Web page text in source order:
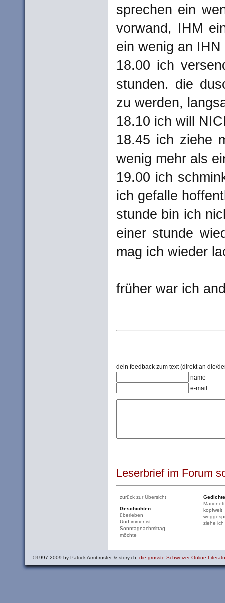
sprechen ein
vorwand, IHM
ein wenig an
18.00 ich
stunden. die
zu werden,
18.10 ich will
18.45 ich ziehe
wenig mehr als
19.00 ich
ich gefalle
stunde bin ich
einer stunde
mag ich wieder
früher war ich
dein feedback zum text (direkt an die/
name
e-mail
Leserbrief im Forum
zurück zur Übersicht
Geschichten
überleben
Und immer ist -
Sonntagnachmittag
möchte
Gedichte
kopfwelt
ziehe ich
©1997-2009 by Patrick Armbruster & story.ch, die grösste Schweizer Online-